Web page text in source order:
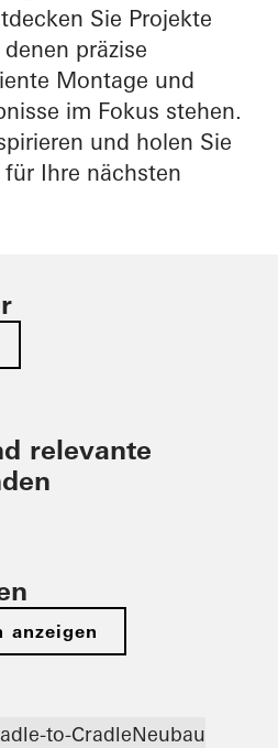
Sie Projekte
präzise
Montage und
im Fokus stehen.
und holen Sie
Ihre nächsten
relevante
anzeigen
to-CradleNeubau